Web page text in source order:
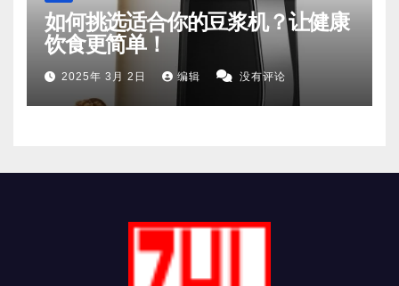
如何挑选适合你的豆浆机？让健康
饮食更简单！
2025年 3月 2日 编辑 没有评论